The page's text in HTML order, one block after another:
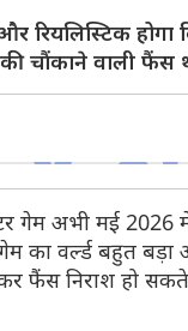
रियलिस्टिक
चौंकाने वाली फैंस
गेम अभी मई 2026 में
वर्ल्ड बहुत बड़ा
फैंस निराश हो